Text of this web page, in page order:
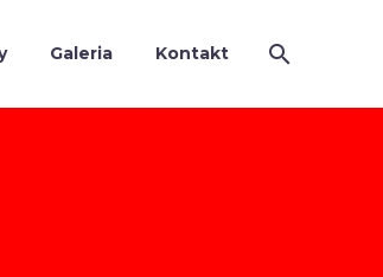
Galeria Kontakt